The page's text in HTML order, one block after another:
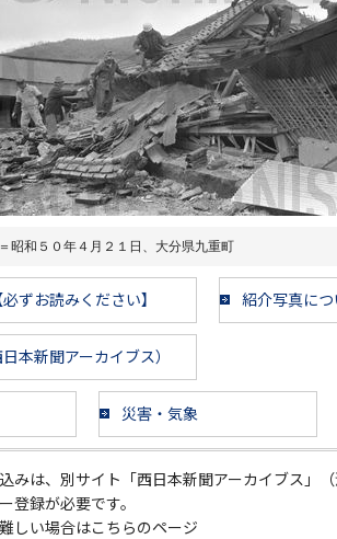
昭和５０年４月２１日、大分県九重町
ずお読みください】 紹介写真に
本新聞アーカイブス）
災害・気象
みは、別サイト「西日本新聞アーカイブス」
登録が必要です。
しい場合はこちらのページ